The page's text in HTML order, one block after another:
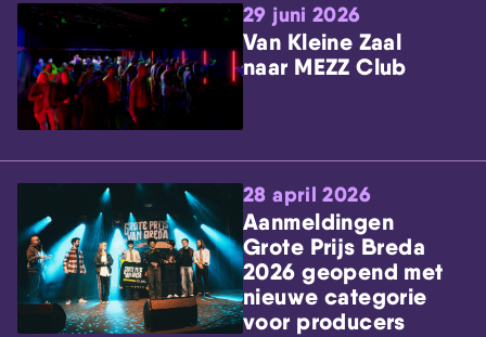
Skip navigatie
29 juni 2026
Van Kleine Zaal
naar MEZZ Club
28 april 2026
Aanmeldingen
Grote Prijs Breda
2026 geopend met
nieuwe categorie
voor producers